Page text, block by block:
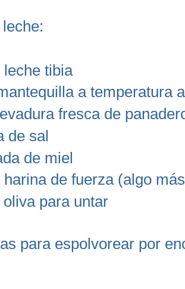
leche tibia
a temperatura
fresca de
de sal
de miel
harina de fuerza (algo
para untar
para espolvorear por